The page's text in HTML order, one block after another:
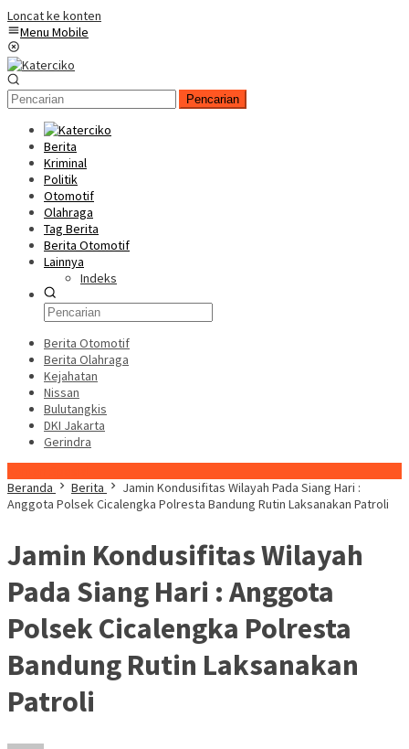
Loncat ke konten
Menu Mobile
Pencarian
Berita
Kriminal
Politik
Otomotif
Olahraga
Tag Berita
Berita Otomotif
Lainnya
Indeks
Berita Otomotif
Berita Olahraga
Kejahatan
Nissan
Bulutangkis
DKI Jakarta
Gerindra
Beranda
Berita
Jamin Kondusifitas Wilayah Pada Siang Hari :
Anggota Polsek Cicalengka Polresta Bandung Rutin Laksanakan Patroli
Jamin Kondusifitas Wilayah
Pada Siang Hari : Anggota
Polsek Cicalengka Polresta
Bandung Rutin Laksanakan
Patroli